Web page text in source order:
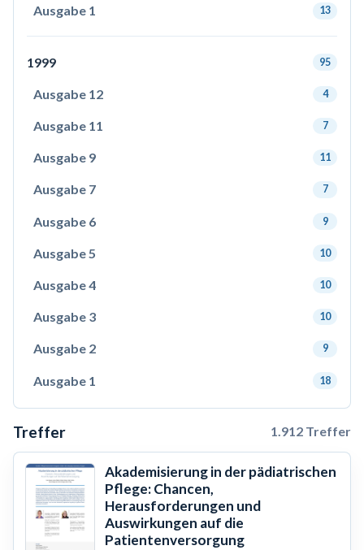
Ausgabe 1 13
1999 95
Ausgabe 12 4
Ausgabe 11 7
Ausgabe 9 11
Ausgabe 7 7
Ausgabe 6 9
Ausgabe 5 10
Ausgabe 4 10
Ausgabe 3 10
Ausgabe 2 9
Ausgabe 1 18
Treffer 1.912 Treffer
Akademisierung in der pädiatrischen
Pflege: Chancen,
Herausforderungen und
Auswirkungen auf die
Patientenversorgung